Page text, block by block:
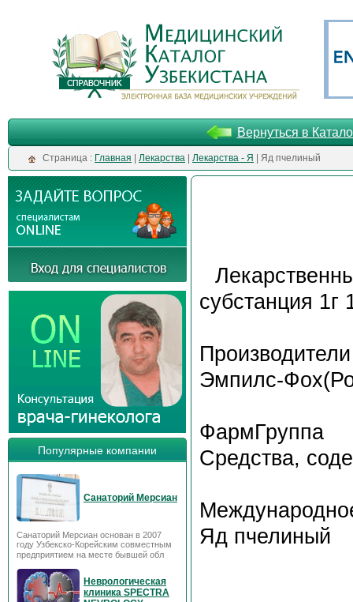
Вернуться в
Cтраница : Главная Лекарства Лекарства - Я | Яд пчелиный
Популярные компании
Санаторий Мерсиан
Санаторий Мерсиан основан в 2007
году Узбекско-Корейским совместным
предприятием на месте бывшей обл
Неврологическая
клиника SPECTRA
субстанция 1г
Производители
Эмпилс-
ФармГруппа
Средства,
Яд пчелиный